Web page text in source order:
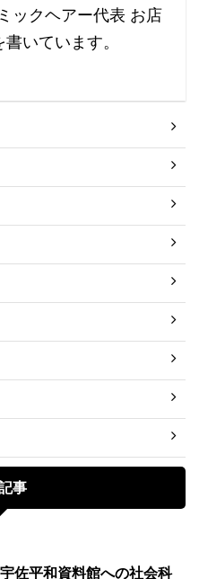
ックヘアー代表 お店
いています。
事
佐平和資料館への社会科